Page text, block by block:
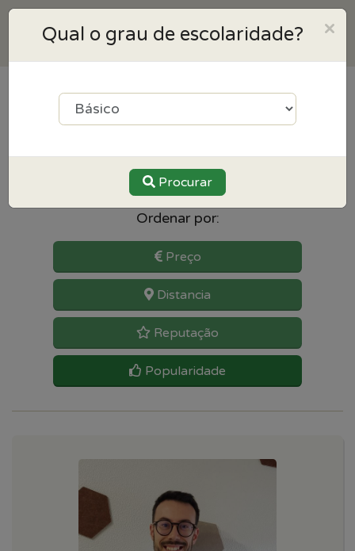
resultados para Geografia
Ordenar por:
Preço
Distancia
Reputação
Popularidade
×
Qual o grau de escolaridade?
Procurar